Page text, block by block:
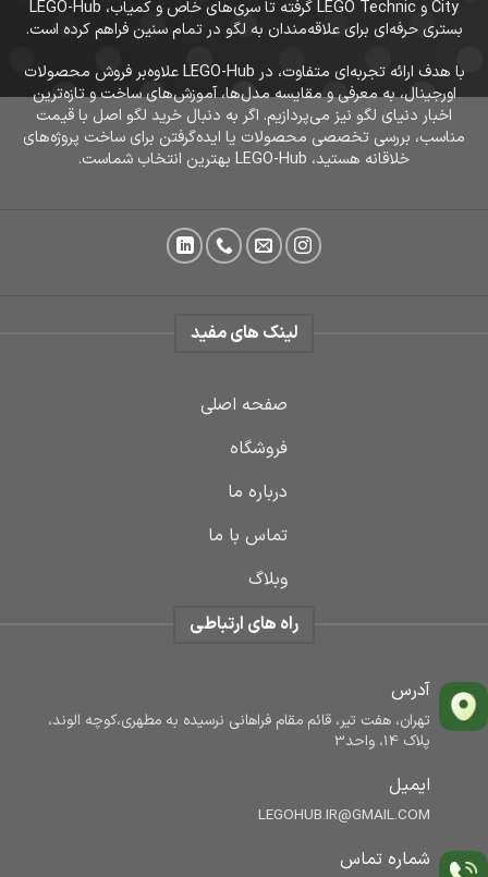
City و LEGO Technic گرفته تا سری‌های خاص و کمیاب، LEGO-Hub
بستری حرفه‌ای برای علاقه‌مندان به لگو در تمام سنین فراهم کرده است.
با هدف ارائه تجربه‌ای متفاوت، در LEGO-Hub علاوه‌بر فروش محصولات
اورجینال، به معرفی و مقایسه مدل‌ها، آموزش‌های ساخت و تازه‌ترین
اخبار دنیای لگو نیز می‌پردازیم. اگر به دنبال خرید لگو اصل با قیمت
مناسب، بررسی تخصصی محصولات یا ایده‌گرفتن برای ساخت پروژه‌های
خلاقانه هستید، LEGO-Hub بهترین انتخاب شماست.
لینک های مفید
صفحه اصلی
فروشگاه
درباره ما
تماس با ما
وبلاگ
راه های ارتباطی
آدرس
تهران، هفت تیر، قائم مقام فراهانی نرسیده به مطهری،کوچه الوند،
پلاک 14، واحد3
ایمیل
LEGOHUB.IR@GMAIL.COM
شماره تماس